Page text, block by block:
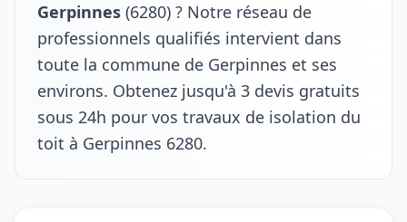
Gerpinnes (6280) ? Notre réseau de
professionnels qualifiés intervient dans
toute la commune de Gerpinnes et ses
environs. Obtenez jusqu'à 3 devis gratuits
sous 24h pour vos travaux de isolation du
toit à Gerpinnes 6280.